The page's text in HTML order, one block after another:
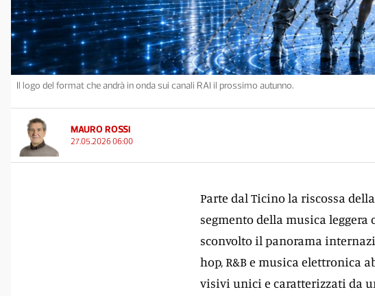
Il logo del format che andrà in onda sui canali RAI il prossimo autunno.
MAURO ROSSI
27.05.2026 06:00
Parte dal Ticino la riscossa
segmento della musica
sconvolto il panorama
hop, R&B e musica elettronica
visivi unici e caratterizzati da